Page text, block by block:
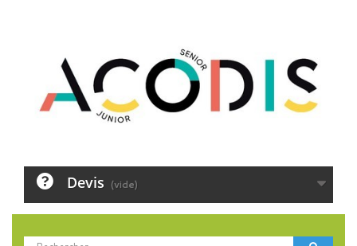
Devis (vide)